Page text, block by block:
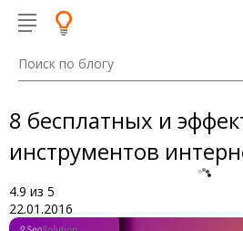
8 бесплатных и
инструментов
4.9 из 5
22.01.2016